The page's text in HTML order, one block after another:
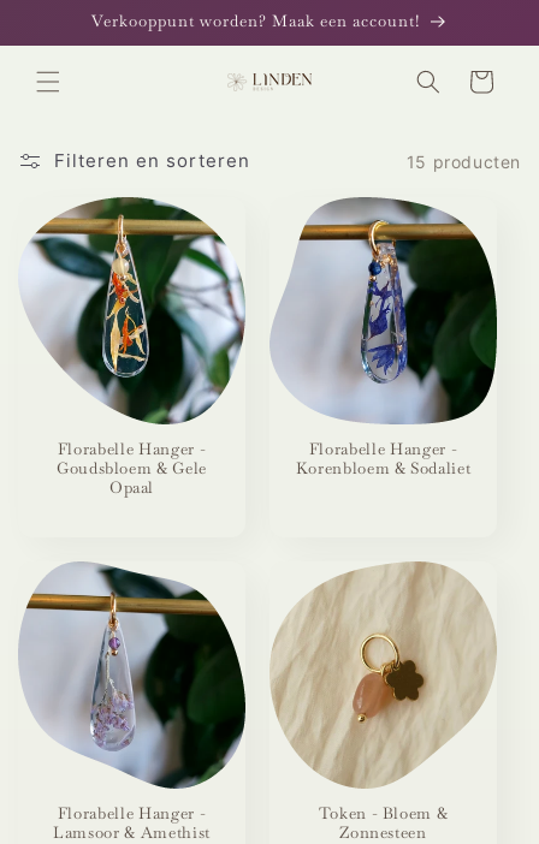
naar de
content
Verkooppunt worden? Maak een account!
Winkelwagen
Filteren en sorteren 15 producten
Florabelle Hanger -
Goudsbloem & Gele
Opaal
Florabelle Hanger -
Korenbloem & Sodaliet
Florabelle Hanger -
Lamsoor & Amethist
Token - Bloem &
Zonnesteen